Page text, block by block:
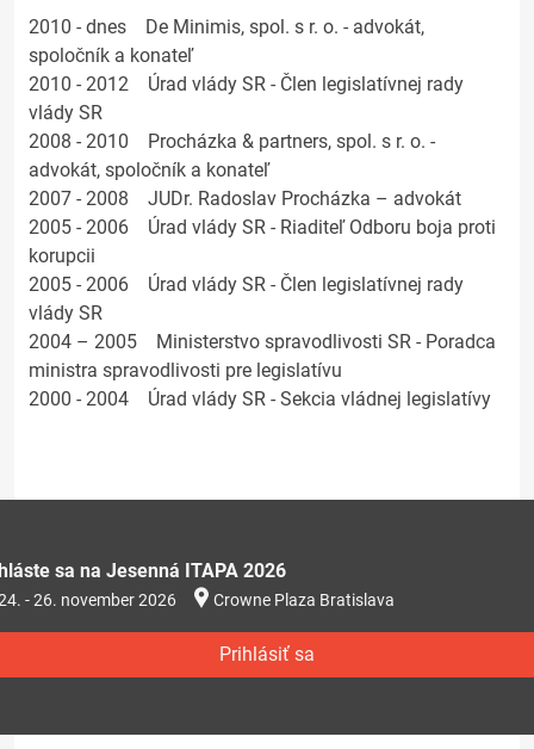
2010 - dnes De Minimis, spol. s r. o. - advokát,
spoločník a konateľ
2010 - 2012 Úrad vlády SR - Člen legislatívnej rady
vlády SR
2008 - 2010 Procházka & partners, spol. s r. o. -
advokát, spoločník a konateľ
2007 - 2008 JUDr. Radoslav Procházka – advokát
2005 - 2006 Úrad vlády SR - Riaditeľ Odboru boja proti
korupcii
2005 - 2006 Úrad vlády SR - Člen legislatívnej rady
vlády SR
2004 – 2005 Ministerstvo spravodlivosti SR - Poradca
ministra spravodlivosti pre legislatívu
2000 - 2004 Úrad vlády SR - Sekcia vládnej legislatívy
sa na Jesenná ITAPA 2026
- 26. november 2026 Crowne Plaza Bratislava
Prihlásiť sa